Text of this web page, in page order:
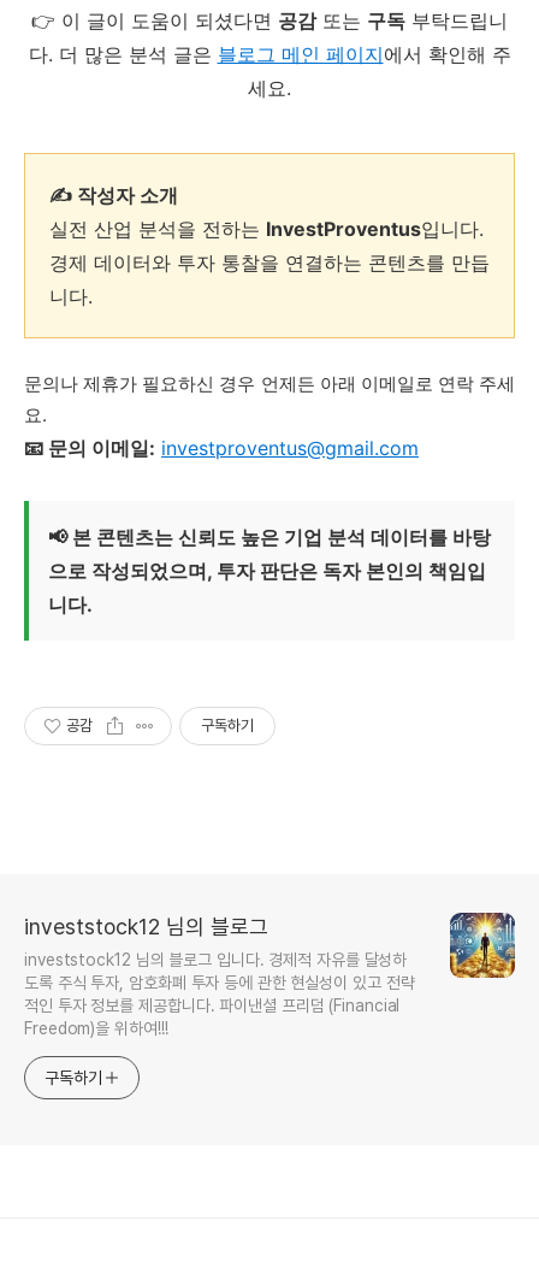
👉 이 글이 도움이 되셨다면 공감또는 구독 부탁드립니
다. 더 많은 분석 글은 블로그 메인 페이지에서 확인해 주
세요.
✍️ 작성자 소개
실전 산업 분석을 전하는 InvestProventus입니다.
경제 데이터와 투자 통찰을 연결하는 콘텐츠를 만듭
니다.
문의나 제휴가 필요하신 경우 언제든 아래 이메일로 연락 주세
요.
📧 문의 이메일: investproventus@gmail.com
📢 본 콘텐츠는 신뢰도 높은 기업 분석 데이터를 바탕
으로 작성되었으며, 투자 판단은 독자 본인의 책임입
니다.
공감 구독하기
investstock12 님의 블로그
investstock12 님의 블로그 입니다. 경제적 자유를 달성하
도록 주식 투자, 암호화폐 투자 등에 관한 현실성이 있고 전략
적인 투자 정보를 제공합니다. 파이낸셜 프리덤 (Financial
Freedom)을 위하여!!!
구독하기